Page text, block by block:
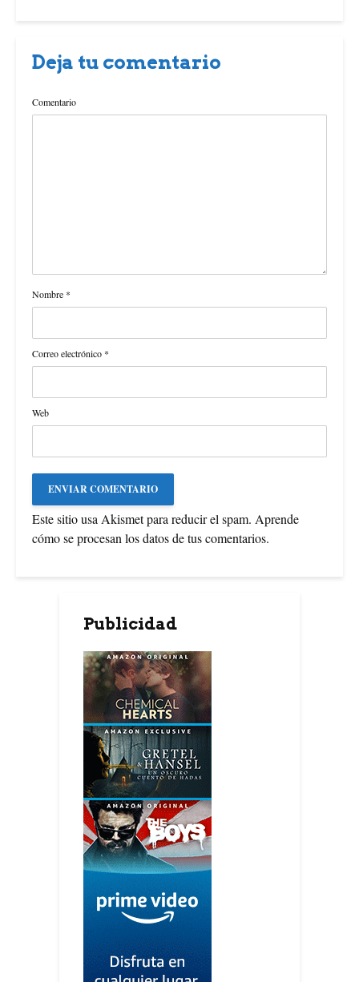
Deja tu comentario
Comentario
Nombre *
Correo electrónico *
Web
Este sitio usa Akismet para reducir el spam. Aprende
cómo se procesan los datos de tus comentarios.
Publicidad